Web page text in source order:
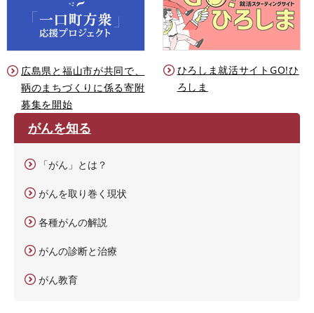
広島県と福山市が共同で、
鞆のまちづくりに係る寄附
募集を開始
ひろしま就活サイトGO!ひ
ろしま
がんを知る
「がん」とは？
がんを取り巻く現状
各種がんの解説
がんの診断と治療
がん教育